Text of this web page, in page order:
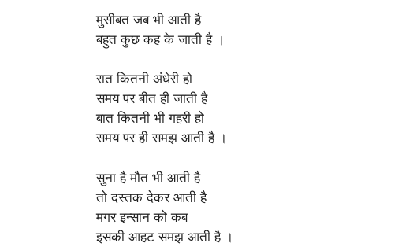
मुसीबत जब भी आती है
बहुत कुछ कह के जाती है ।
रात कितनी अंधेरी हो
समय पर बीत ही जाती है
बात कितनी भी गहरी हो
समय पर ही समझ आती है ।
सुना है मौत भी आती है
तो दस्तक देकर आती है
मगर इन्सान को कब
इसकी आहट समझ आती है ।